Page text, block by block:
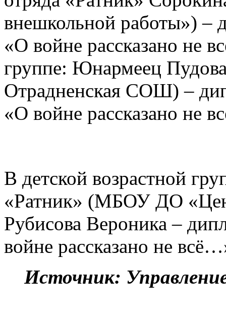
внешкольной работы») –
«О войне рассказано не
группе: Юнармеец
Отрадненская СОШ) –
«О войне рассказано не
В детской возрастной
«Ратник» (МБОУ ДО
Рубисова Вероника –
войне рассказано не
Источник: